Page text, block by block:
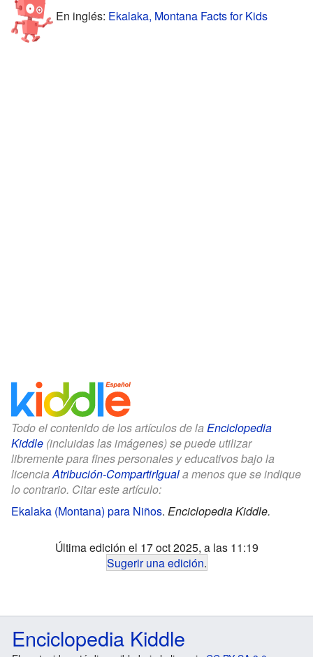
En inglés: Ekalaka, Montana Facts for Kids
Todo el contenido de los artículos de la Enciclopedia
Kiddle (incluidas las imágenes) se puede utilizar
libremente para fines personales y educativos bajo la
licenciaAtribución-CompartirIguala menos que se indique
lo contrario. Citar este artículo:
Ekalaka (Montana) para Niños. Enciclopedia Kiddle.
Última edición el 17 oct 2025, a las 11:19
Sugerir una edición.
Enciclopedia Kiddle